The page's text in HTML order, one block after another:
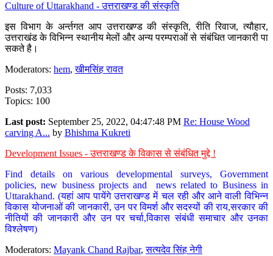
Culture of Uttarakhand - उत्तराखण्ड की संस्कृति
इस विभाग के अर्न्तगत आप उत्तराखण्ड की संस्कृति, रीति रिवाज, त्यौहार,
उत्तराखंड के विभिन्न स्थानीय मेलों और अन्य परम्पराओं से संबंधित जानकारी पा
सकते है।
Moderators: hem,खीमसिंह रावत
Posts: 7,033
Topics: 100
Last post: September 25, 2022, 04:47:48 PM Re: House Wood
carving A... by Bhishma Kukreti
Development Issues - उत्तराखण्ड के विकास से संबंधित मुद्दे !
Find details on various developmental surveys, Government
policies, new business projects and news related to Business in
Uttarakhand. (यहां आप पायेंगे उत्तराखण्ड में चल रही और आने वाली विभिन्न
विकास योजनाओं की जानकारी, उन पर विमर्श और सदस्यों की राय,सरकार की
नीतियों की जानकारी और उन पर चर्चा,विकास संबंधी समाचार और उनका
विश्लेषण)
Moderators: Mayank Chand Rajbar,सत्यदेव सिंह नेगी